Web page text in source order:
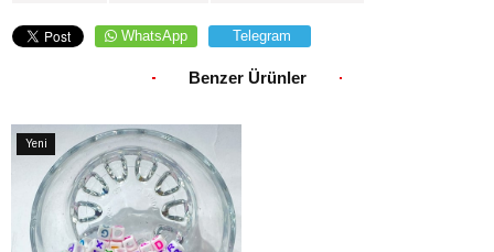
WhatsApp Telegram
Benzer Ürünler
Yeni